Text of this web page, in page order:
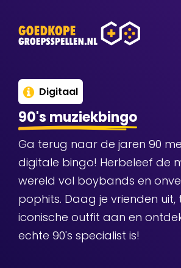
Digitaal
90's muziekbingo
Ga terug naar de jaren 90
digitale bingo! Herbeleef de
wereld vol boybands en
pophits. Daag je vrienden uit,
iconische outfit aan en
echte 90's specialist is!